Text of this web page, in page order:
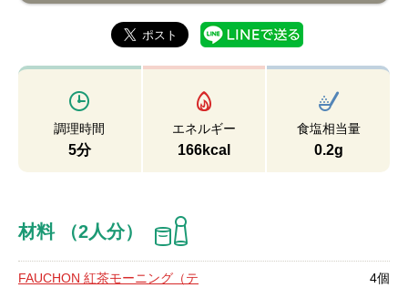
調理時間
5分
エネルギー
166kcal
食塩相当量
0.2g
材料 （2人分）
FAUCHON 紅茶モーニング（テ
4個